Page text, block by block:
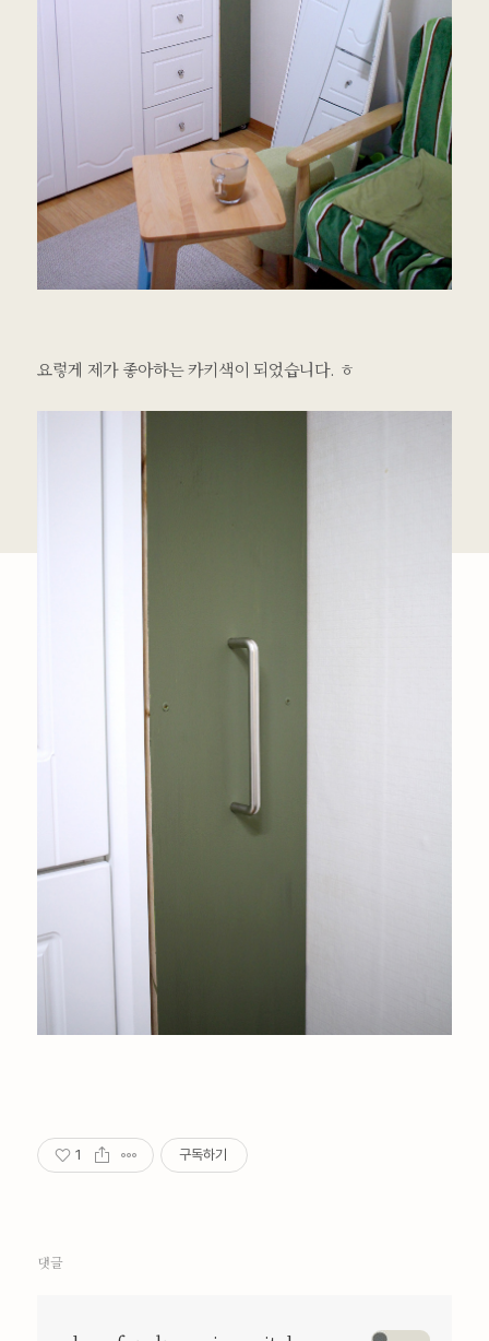
요렇게 제가 좋아하는 카키색이 되었습니다. ㅎ
1 구독하기
댓글